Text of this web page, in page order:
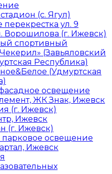
(с. Ягул)
ул. 9
Ворошилова (г. Ижевск)
спортивный
(Завьяловский
Республика)
(Удмуртская
освещение
ЖК Знак, Ижевск
(г. Ижевск)
Ижевск
(г. Ижевск)
освещение
Ижевск